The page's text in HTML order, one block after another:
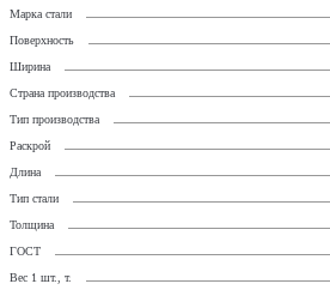
Марка стали
Поверхность
Ширина
Страна производства
Тип производства
Раскрой
Длина
Тип стали
Толщина
ГОСТ
Вес 1 шт., т.